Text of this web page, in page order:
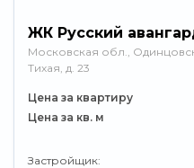
ЖК Русский
Московская обл.,
Тихая, д. 23
Цена за квартиру
Цена за кв. м
Застройщик: